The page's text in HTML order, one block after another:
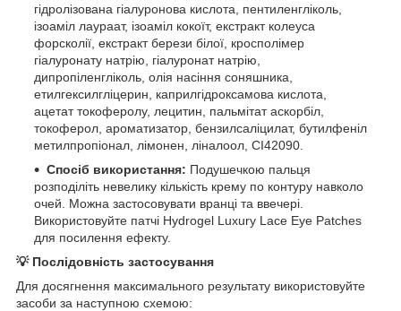
гідролізована гіалуронова кислота, пентиленгліколь,
ізоаміл лаураат, ізоаміл кокоїт, екстракт колеуса
форсколії, екстракт берези білої, кросполімер
гіалуронату натрію, гіалуронат натрію,
дипропіленгліколь, олія насіння соняшника,
етилгексилгліцерин, каприлгідроксамова кислота,
ацетат токоферолу, лецитин, пальмітат аскорбіл,
токоферол, ароматизатор, бензилсаліцилат, бутилфеніл
метилпропіонал, лімонен, ліналоол, CI42090.
Спосіб використання: Подушечкою пальця
розподіліть невелику кількість крему по контуру навколо
очей. Можна застосовувати вранці та ввечері.
Використовуйте патчі Hydrogel Luxury Lace Eye Patches
для посилення ефекту.
💡 Послідовність застосування
Для досягнення максимального результату використовуйте
засоби за наступною схемою: